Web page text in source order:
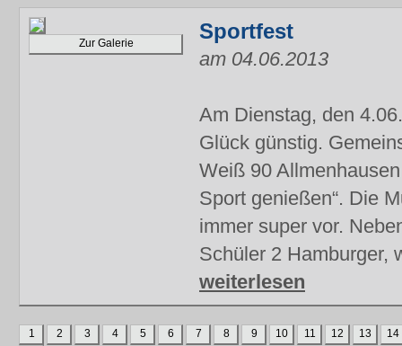
Zur Galerie Sportfest
am 04.06.2013
Am Dienstag, den
Glück günstig.
Weiß 90
Sport genießen“. Die
immer super vor.
Schüler 2 Hamburger,
weiterlesen
1 2 3 4 5 6 7 8 9 10 11 12 13 14